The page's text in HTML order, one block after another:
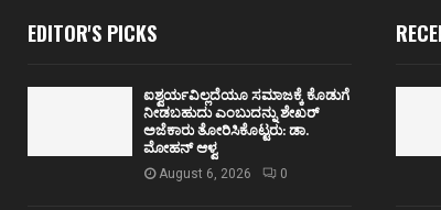
EDITOR'S PICKS
ಐಶ್ವರ್ಯವಿಲ್ಲದೆಯೂ ಸಮಾಜಕ್ಕೆ ಕೊಡುಗೆ
ನೀಡಬಹುದು ಎಂಬುದನ್ನು ಶೇಖರ್
ಅಜೆಕಾರು ತೋರಿಸಿಕೊಟ್ಟರು: ಡಾ.
ಮೋಹನ್ ಆಳ್ವ
August 6, 2026 0